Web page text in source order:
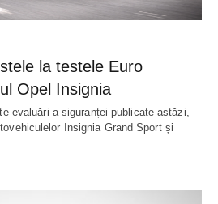
la testele Euro
Opel Insignia
evaluări a siguranței publicate astăzi,
Insignia Grand Sport și